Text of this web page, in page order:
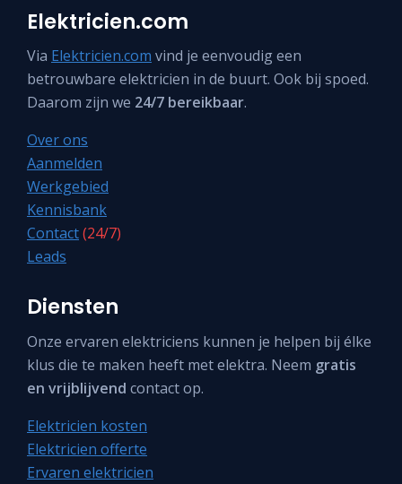
Elektricien.com
Via Elektricien.com vind je eenvoudig een
betrouwbare elektricien in de buurt. Ook bij spoed.
Daarom zijn we 24/7 bereikbaar.
Over ons
Aanmelden
Werkgebied
Kennisbank
Contact(24/7)
Leads
Diensten
Onze ervaren elektriciens kunnen je helpen bij élke
klus die te maken heeft met elektra. Neem gratis
en vrijblijvend contact op.
Elektricien kosten
Elektricien offerte
Ervaren elektricien